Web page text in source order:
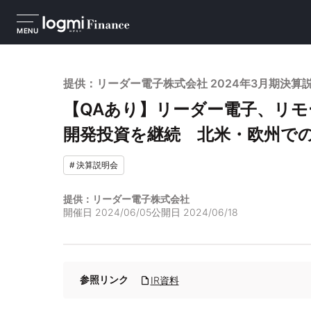
MENU
提供：リーダー電子株式会社 2024年3月期決算
【QAあり】リーダー電子、リ
開発投資を継続 北米・欧州で
#決算説明会
提供：リーダー電子株式会社
開催日 2024/06/05公開日 2024/06/18
参照リンク IR資料